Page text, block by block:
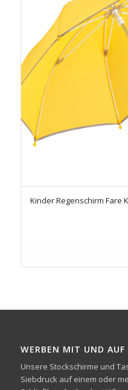
Kinder Regenschirm Fare
WERBEN MIT UND AUF
Unsere Stockschirme und
Siebdruck auf einem oder